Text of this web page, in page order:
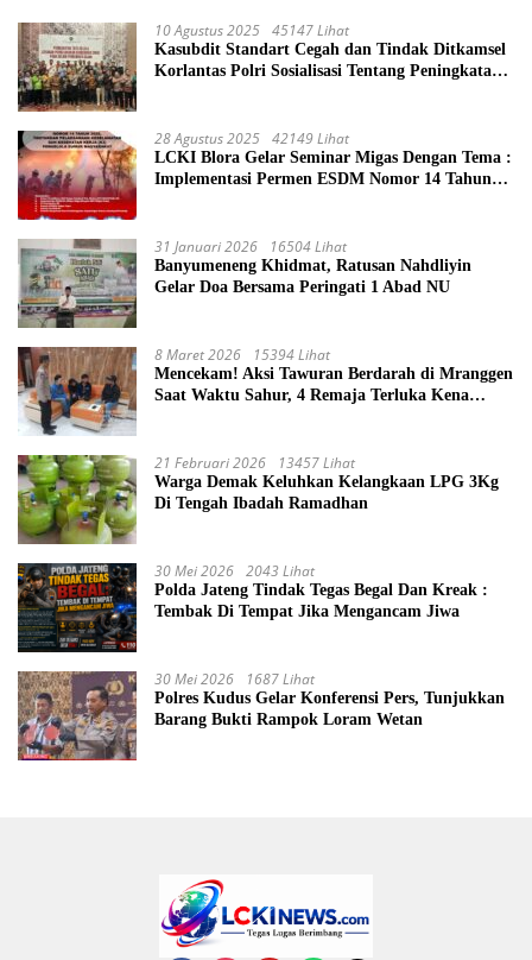
10 Agustus 2025 45147 Lihat
Kasubdit Standart Cegah dan Tindak Ditkamsel
Korlantas Polri Sosialisasi Tentang Peningkatan
28 Agustus 2025 42149 Lihat
LCKI Blora Gelar Seminar Migas Dengan Tema :
Implementasi Permen ESDM Nomor 14 Tahun
Masyarakat
31 Januari 2026 16504 Lihat
Banyumeneng Khidmat, Ratusan Nahdliyin
Gelar Doa Bersama Peringati 1 Abad NU
8 Maret 2026 15394 Lihat
Mencekam! Aksi Tawuran Berdarah di Mranggen
Saat Waktu Sahur, 4 Remaja Terluka Kena
21 Februari 2026 13457 Lihat
Warga Demak Keluhkan Kelangkaan LPG 3Kg
Di Tengah Ibadah Ramadhan
30 Mei 2026 2043 Lihat
Polda Jateng Tindak Tegas Begal Dan Kreak :
Tembak Di Tempat Jika Mengancam Jiwa
30 Mei 2026 1687 Lihat
Polres Kudus Gelar Konferensi Pers, Tunjukkan
Barang Bukti Rampok Loram Wetan